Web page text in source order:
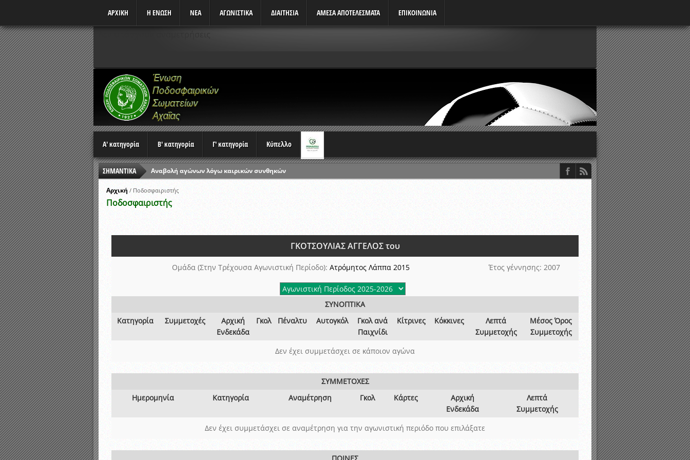
ΑΡΧΙΚΗ Η ΕΝΩΣΗ ΝΕΑ ΑΓΩΝΙΣΤΙΚΆ ΔΙΑΙΤΗΣΙΑ ΑΜΕΣΑ ΑΠΟΤΕΛΕΣΜΑΤΑ ΕΠΙΚΟΙΝΩΝΙΑ
Α' κατηγορία Β' κατηγορία Γ' κατηγορία Κύπελλο
ΣΗΜΑΝΤΙΚΑ
Αναβολή αγώνων λόγω καιρικών συνθηκών
Ώρες έναρξης αγώνων Πρωταθλημάτων
Αποτελέσματα επαναληπτικών γραπτών εξετάσεων και αγωνιστικών δοκιμασιών διαιτητών και παρατηρητών ΕΠΣΑ
Κληρώσεις Πρωταθλημάτων και Κυπέλλου 2015-2016
Αρχική / Ποδοσφαιριστής
Ποδοσφαιριστής
ΓΚΟΤΣΟΥΛΙΑΣ ΑΓΓΕΛΟΣ του
Ομάδα (Στην Τρέχουσα Αγωνιστική Περίοδο): Ατρόμητος Λάππα 2015 Έτος γέννησης: 2007
ΣΥΝΟΠΤΙΚΑ
Κατηγορία
Συμμετοχές
Αρχική
Ενδεκάδα
Γκολ Πέναλτυ Αυτογκόλ
Γκολ ανά
Παιχνίδι
Κίτρινες Κόκκινες
Λεπτά
Συμμετοχής
Μέσος Όρος
Συμμετοχής
Δεν έχει συμμετάσχει σε κάποιον αγώνα
ΣΥΜΜΕΤΟΧΕΣ
Ημερομηνία
Κατηγορία Αναμέτρηση Γκολ Κάρτες
Αρχική
Ενδεκάδα
Λεπτά
Συμμετοχής
Δεν έχει συμμετάσχει σε αναμέτρηση για την αγωνιστική περιόδο που επιλάξατε